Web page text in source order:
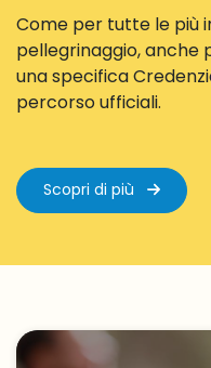
Come per tutte le più
pellegrinaggio, anche
una specifica
percorso ufficiali.
Scopri di più